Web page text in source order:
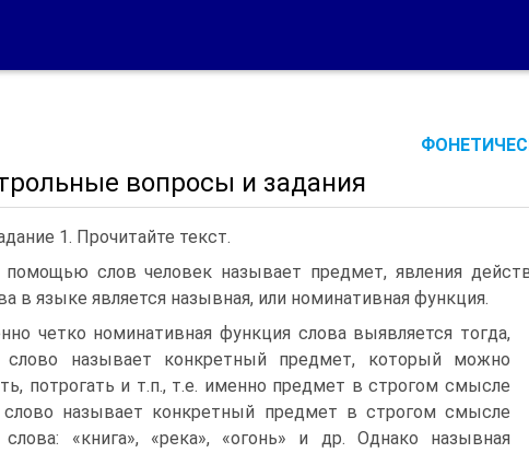
вопросы и задания
1. Прочитайте текст.
слов человек называет предмет, явления
в языке является назывная, или номинативная функция.
четко номинативная функция слова выявляется тогда,
слово называет конкретный предмет, который можно
потрогать и т.п., т.е. именно предмет в строгом смысле
слово называет конкретный предмет в строгом смысле
слова: «книга», «река», «огонь» и др. Однако назывная